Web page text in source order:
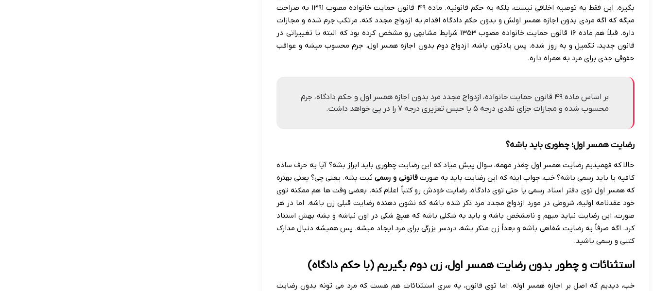
بگیره. این فقط یه توصیه اخلاقی نیست، بلکه یه حکم قانونیه. ماده ۴۹ قانون حمایت خانواده مصوب ۱۳۹۱ به صراحت
میگه که اگه مردی بدون اجازه همسر اولش و بدون حکم دادگاه اقدام به ازدواج مجدد کنه، مرتکب جرم شده و مجازات
داره. قبلاً هم ماده ۱۶ قانون حمایت خانواده مصوب ۱۳۵۳ شرایط مشابهی رو مشخص کرده بود که البته با تغییراتی در
قانون جدید، تکمیل و به روز شده. پس یادتون باشه، ازدواج دوم بدون اجازه همسر اول، جرم محسوب میشه و عواقب
حقوقی جدی برای مرد به همراه داره.
بر اساس ماده ۴۹ قانون حمایت خانواده، ازدواج مجدد مرد بدون اجازه همسر اول و حکم دادگاه، جرم
محسوب شده و مجازات جزای نقدی درجه ۵ یا حبس تعزیری درجه ۷ را در پی خواهد داشت.
رضایت همسر اول؛ چطوری باید باشه؟
حالا که فهمیدیم رضایت همسر اول چقدر مهمه، سوال پیش میاد که این رضایت چطوری باید ابراز بشه؟ آیا یه حرف ساده
کافیه یا باید رسمی باشه؟ خب، جواب اینه که این رضایت باید به صورتقانونی و رسمیثبت بشه. یعنی چی؟ یعنی بهتره
که همسر اول توی دفتر اسناد رسمی یا حتی توی دادگاه، رضایت خودش رو کتباً اعلام کنه. بعضی وقت ها هم ممکنه توی
خود عقدنامه اولیه، شروطی در مورد ازدواج مجدد مرد ذکر شده باشه که نشون دهنده رضایت قبلی زن باشه. اما در هر
صورت، این رضایت نباید مبهم و نامشخص باشه و باید به شکلی باشه که هیچ شکی در اون نباشه و بشه بهش استناد
کرد. اگه صرفاً یه رضایت شفاهی باشه و بعداً زن منکر بشه، دردسر بزرگی برای مرد ایجاد میشه. پس همیشه دنبال مدارک
کتبی و رسمی باشید.
استثنائات و چطور بدون رضایت همسر اول، زن دوم بگیریم (با حکم دادگاه)
خب، دیدیم که اصل بر اجازه همسر اوله. اما توی قانون، یه سری استثنائات هم هست که مرد می تونه بدون رضایت